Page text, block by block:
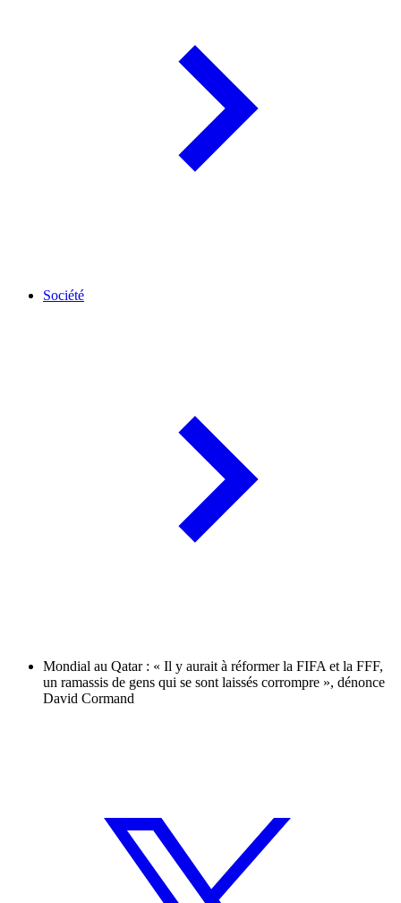
Société
Mondial au Qatar : « Il y aurait à réformer la FIFA et la FFF,
un ramassis de gens qui se sont laissés corrompre », dénonce
David Cormand